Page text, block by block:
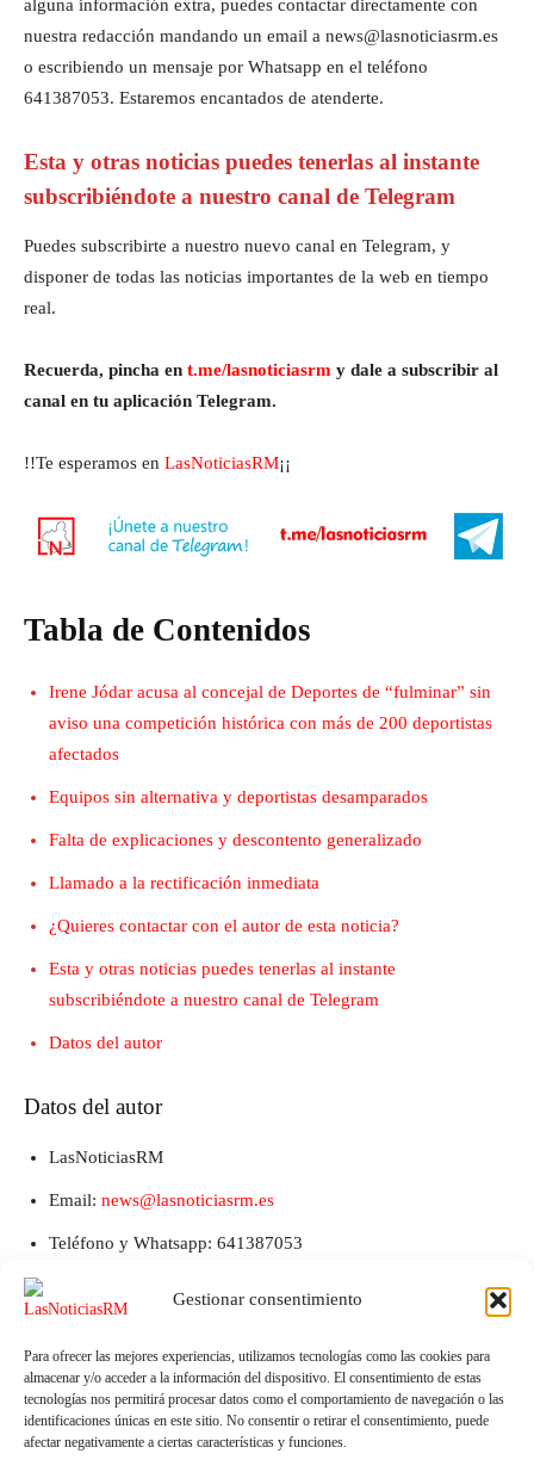
Gestionar consentimiento
Para ofrecer las mejores experiencias, utilizamos tecnologías como las cookies para
almacenar y/o acceder a la información del dispositivo. El consentimiento de estas
tecnologías nos permitirá procesar datos como el comportamiento de navegación o las
identificaciones únicas en este sitio. No consentir o retirar el consentimiento, puede
afectar negativamente a ciertas características y funciones.
alguna información extra, puedes contactar directamente con
nuestra redacción mandando un email a news@lasnoticiasrm.es
o escribiendo un mensaje por Whatsapp en el teléfono
641387053. Estaremos encantados de atenderte.
Esta y otras noticias puedes tenerlas al instante
subscribiéndote a nuestro canal de Telegram
Puedes subscribirte a nuestro nuevo canal en Telegram, y
disponer de todas las noticias importantes de la web en tiempo
real.
Recuerda, pincha en t.me/lasnoticiasrm y dale a subscribir al
canal en tu aplicación Telegram.
!!Te esperamos en LasNoticiasRM¡¡
Tabla de Contenidos
Irene Jódar acusa al concejal de Deportes de “fulminar” sin
aviso una competición histórica con más de 200 deportistas
afectados
Equipos sin alternativa y deportistas desamparados
Falta de explicaciones y descontento generalizado
Llamado a la rectificación inmediata
¿Quieres contactar con el autor de esta noticia?
Esta y otras noticias puedes tenerlas al instante
subscribiéndote a nuestro canal de Telegram
Datos del autor
Datos del autor
LasNoticiasRM
Email: news@lasnoticiasrm.es
Teléfono y Whatsapp: 641387053